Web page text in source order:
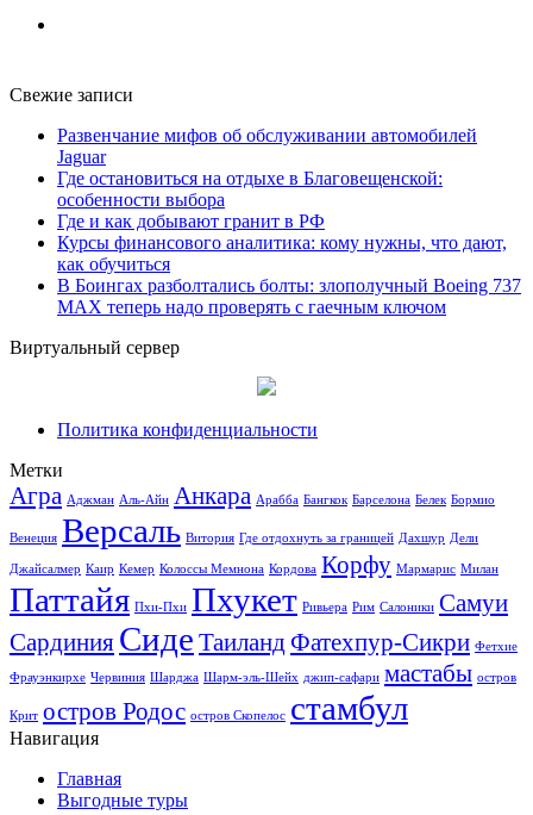
Свежие записи
Развенчание мифов об обслуживании автомобилей
Jaguar
Где остановиться на отдыхе в Благовещенской:
особенности выбора
Где и как добывают гранит в РФ
Курсы финансового аналитика: кому нужны, что дают,
как обучиться
В Боингах разболтались болты: злополучный Boeing 737
MAX теперь надо проверять с гаечным ключом
Виртуальный сервер
Политика конфиденциальности
Метки
Агра Аджман Аль-Айн Анкара Арабба Бангкок Барселона Белек Бормио
Венеция Версаль Витория Где отдохнуть за границей Дахшур Дели
Джайсалмер Каир Кемер Колоссы Мемнона Кордова Корфу Мармарис Милан
Паттайя Пхи-Пхи Пхукет Ривьера Рим Салоники Самуи
Сардиния Сиде ТаиландФатехпур-Сикри Фетхие
Фрауэнкирхе Червиния Шарджа Шарм-эль-Шейх джип-сафари мастабы остров
Крит остров Родос остров Скопелос стамбул
Навигация
Главная
Выгодные туры